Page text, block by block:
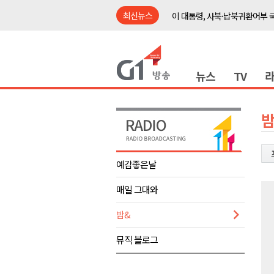
최신뉴스
이 대통령, 사북·납북귀환어부
이광재 국회 예결위원장, 강릉
육동한 시장, 국제스케이트장 춘
영월군, 국·도비 확보 보고회 개
삼척 공공산후조리원 이전 시급
도-시군 첫 간담회..우상호 "하
이 대통령, 사북·납북귀환어부
여름축제 더위와 전쟁..물놀이
강원도, 최휘영 문체부장관과 정
뉴스 TV
예감좋은날
매일 그대와
밤&
뮤직 블로그